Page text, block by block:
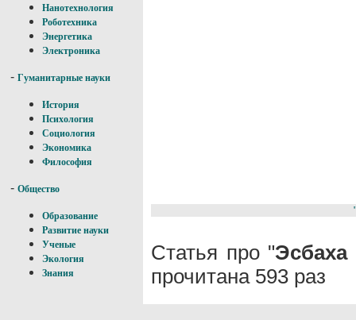
Нанотехнология
Роботехника
Энергетика
Электроника
- Гуманитарные науки
История
Психология
Социология
Экономика
Философия
- Общество
Образование
Развитие науки
Ученые
Экология
Знания
Статья про "
прочитана 593 раз